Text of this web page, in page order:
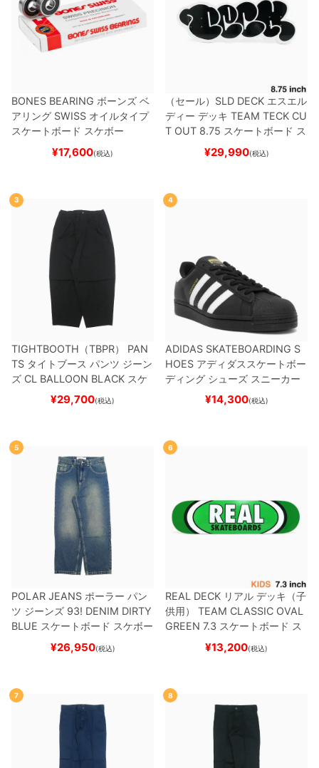
BONES BEARING ボーンズ ベ
アリング SWISS オイルタイプ
スケートボード スケボー
¥17,600(税込)
（セール） SLD DECK エスエル
ディー デッキ TEAM TECK CU
T OUT 8.75 スケートボード ス
¥29,990(税込)
3
TIGHTBOOTH（TBPR） PAN
TS タイトブース パンツ ジーン
ズ CL BALLOON BLACK スケ
ートボード スケボー
¥29,700(税込)
4
ADIDAS SKATEBOARDING S
HOES アディダススケートボー
ディング シューズ スニーカー
スーパースターSUPERSTAR A
BLACK/WHITE/WHITE
ー
¥14,300(税込)
5
POLAR JEANS ポーラー パン
ツ ジーンズ 93! DENIM DIRTY
BLUE スケートボード スケボー
¥26,950(税込)
6
REAL DECK リアル デッキ（子
供用）
TEAM CLASSIC OVAL
GREEN 7.3 スケートボード ス
¥13,200(税込)
7 8